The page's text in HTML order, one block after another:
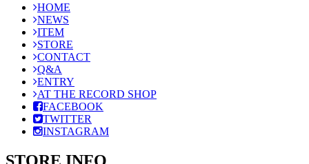
HOME
NEWS
ITEM
STORE
CONTACT
Q&A
ENTRY
AT THE RECORD SHOP
FACEBOOK
TWITTER
INSTAGRAM
STORE INFO